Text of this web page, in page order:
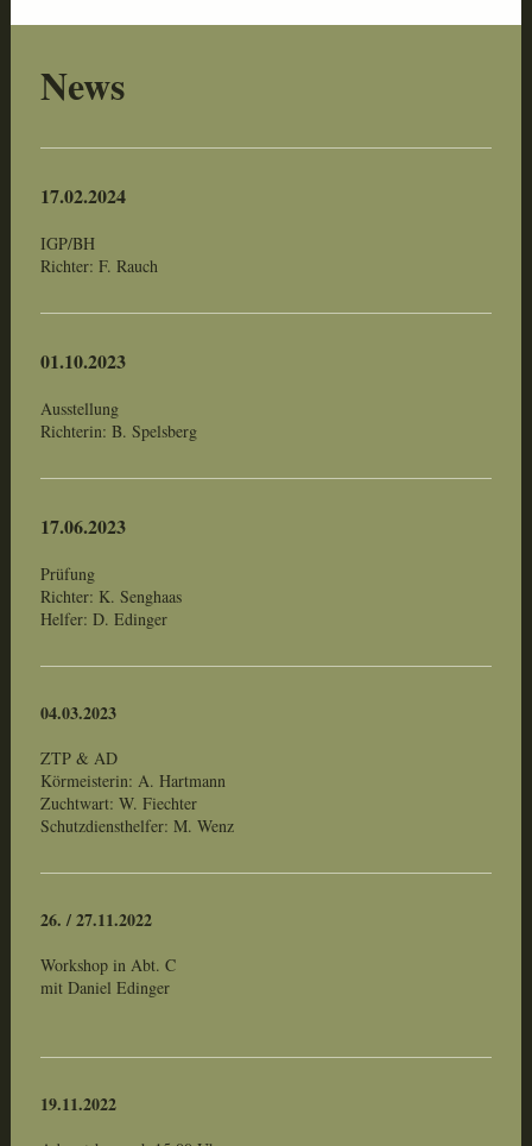
News
17.02.2024
IGP/BH
Richter: F. Rauch
01.10.2023
Ausstellung
Richterin: B. Spelsberg
17.06.2023
Prüfung
Richter: K. Senghaas
Helfer: D. Edinger
04.03.2023
ZTP & AD
Körmeisterin: A. Hartmann
Zuchtwart: W. Fiechter
Schutzdiensthelfer: M. Wenz
26. / 27.11.2022
Workshop in Abt. C
mit Daniel Edinger
19.11.2022